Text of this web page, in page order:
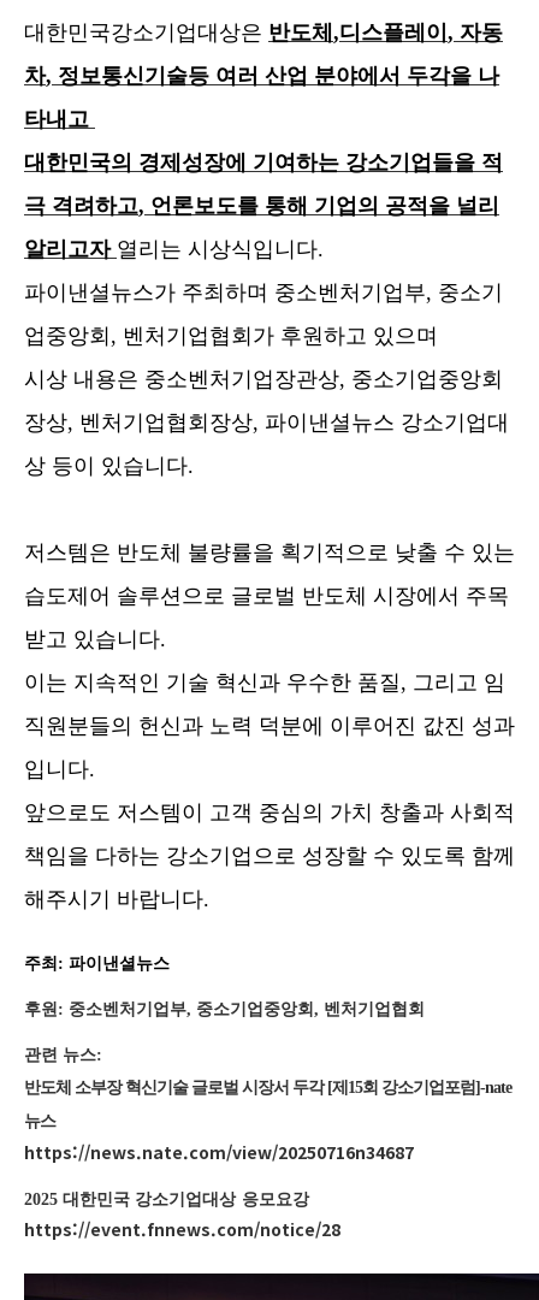
대한민국강소기업대상은 반도체 ,디스플레이 , 자동
차, 정보통신기술등 여러 산업 분야에서 두각을 나
타내고
대한민국의 경제성장에 기여하는 강소기업들을 적
극 격려하고, 언론보도를 통해 기업의 공적을 널리
알리고자 열리는 시상식입니다.
파이낸셜뉴스가 주최하며 중소벤처기업부, 중소기
업중앙회 , 벤처기업협회가 후원하고 있으며
시상 내용은 중소벤처기업장관상, 중소기업중앙회
장상, 벤처기업협회장상, 파이낸셜뉴스 강소기업대
상 등이 있습니다.
저스템은 반도체 불량률을 획기적으로 낮출 수 있는
습도제어 솔루션으로 글로벌 반도체 시장에서 주목
받고 있습니다.
이는 지속적인 기술 혁신과 우수한 품질, 그리고 임
직원분들의 헌신과 노력 덕분에 이루어진 값진 성과
입니다.
앞으로도 저스템이
고객 중심의 가치 창출과 사회적
책임을 다하는 강소기업으로 성장할 수 있도록 함께
해주시기 바랍니다.
주최: 파이낸셜뉴스
후원: 중소벤처기업부, 중소기업중앙회, 벤처기업협회
관련 뉴스:
반도체 소부장 혁신기술 글로벌 시장서 두각 [제15회 강소기업포럼]-nate
뉴스
https://news.nate.com/view/20250716n34687
2025 대한민국 강소기업대상 응모요강
https://event.fnnews.com/notice/28